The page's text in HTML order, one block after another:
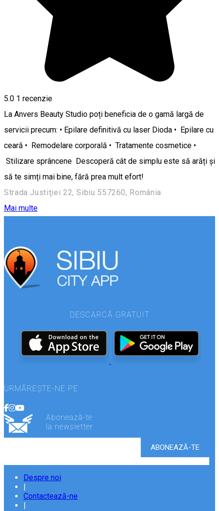
5.0 1 recenzie
La Anvers Beauty Studio poți beneficia de o gamă largă de
servicii precum: • Epilare definitivă cu laser Dioda • Epilare cu
ceară • Remodelare corporală • Tratamente cosmetice •
Stilizare sprâncene Descoperă cât de simplu este să arăți și
să te simți mai bine, fără prea mult efort!
Strada Justiţiei 22, Sibiu 557260, România
Mai multe
DESCARCĂ GRATUIT
URMĂREȘTE-NE PE
Abonează-te
la newsletter
Despre noi
|
Contactează-ne
|